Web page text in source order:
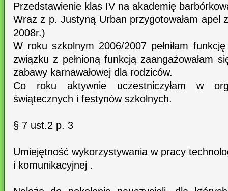
Przedstawienie klas IV na akademię
Wraz z p. Justyną Urban przygotowałam apel
2008r.)
W roku szkolnym 2006/2007 pełniłam
związku z pełnioną funkcją zaangażowałam
zabawy karnawałowej dla rodziców.
Co roku aktywnie uczestniczyłam w
świątecznych i festynów szkolnych.
§ 7 ust.2 p. 3
Umiejętność wykorzystywania w pracy
i komunikacyjnej .